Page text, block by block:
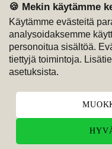
🍪 Mekin käytämme
Käytämme evästeitä
analysoidaksemme
personoitua sisältöä.
tiettyjä toimintoja.
asetuksista.
Maksutavat
M